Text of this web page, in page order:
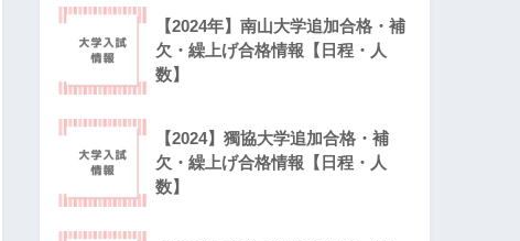
【2024年】南山大学追加合格・補
欠・繰上げ合格情報【日程・人
数】
【2024】獨協大学追加合格・補
欠・繰上げ合格情報【日程・人
数】